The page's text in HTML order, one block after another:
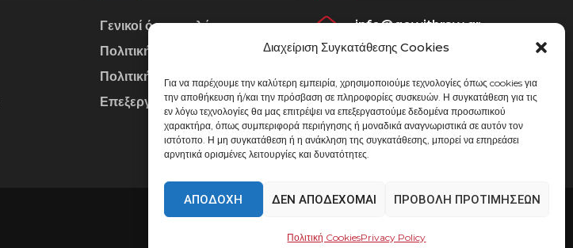
Διαχείριση Συγκατάθεσης Cookies
Για να παρέχουμε την καλύτερη εμπειρία, χρησιμοποιούμε τεχνολογίες όπως cookies για
την αποθήκευση ή/και την πρόσβαση σε πληροφορίες συσκευών. Η συγκατάθεση για τις
εν λόγω τεχνολογίες θα μας επιτρέψει να επεξεργαστούμε δεδομένα προσωπικού
χαρακτήρα, όπως συμπεριφορά περιήγησης ή μοναδικά αναγνωριστικά σε αυτόν τον
ιστότοπο. Η μη συγκατάθεση ή η ανάκληση της συγκατάθεσης, μπορεί να επηρεάσει
αρνητικά ορισμένες λειτουργίες και δυνατότητες.
ΑΠΟΔΟΧΉ ΔΕΝ ΑΠΟΔΈΧΟΜΑΙ ΠΡΟΒΟΛΉ ΠΡΟΤΙΜΉΣΕΩΝ
Πολιτική CookiesPrivacy Policy
Γενικοί όροι πωλήσεων
Πολιτική Απορρήτου
Πολιτική Cookies
Επεξεργασία Δεδομένων
info@gowithraw.gr
24310 35062
Δευ. - Παρ. 08:00 - 20:00